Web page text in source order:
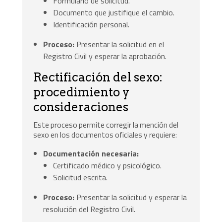
Documento que justifique el cambio.
Identificación personal.
Proceso: Presentar la solicitud en el
Registro Civil y esperar la aprobación.
Rectificación del sexo:
procedimiento y
consideraciones
Este proceso permite corregir la mención del
sexo en los documentos oficiales y requiere:
Documentación necesaria:
Certificado médico y psicológico.
Solicitud escrita.
Proceso: Presentar la solicitud y esperar la
resolución del Registro Civil.